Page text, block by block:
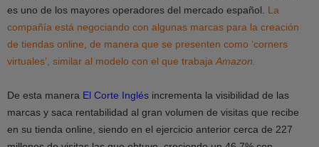
es uno de los mayores operadores del mercado español. La
compañía está negociando con algunas marcas para la creación
de tiendas online, de manera que se presenten como ‘corners
virtuales’, similar al modelo con el que trabaja Amazon.
De esta manera El Corte Inglés incrementa la visibilidad de las
marcas y saca rentabilidad al gran volumen de visitas que recibe
en su tienda online, siendo en el ejercicio anterior cerca de 227